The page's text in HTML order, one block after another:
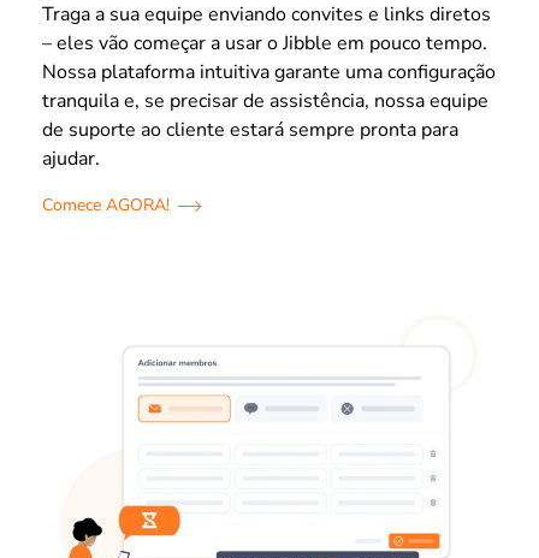
Traga a sua equipe enviando convites e links diretos
– eles vão começar a usar o Jibble em pouco tempo.
Nossa plataforma intuitiva garante uma configuração
tranquila e, se precisar de assistência, nossa equipe
de suporte ao cliente estará sempre pronta para
ajudar.
Comece AGORA!